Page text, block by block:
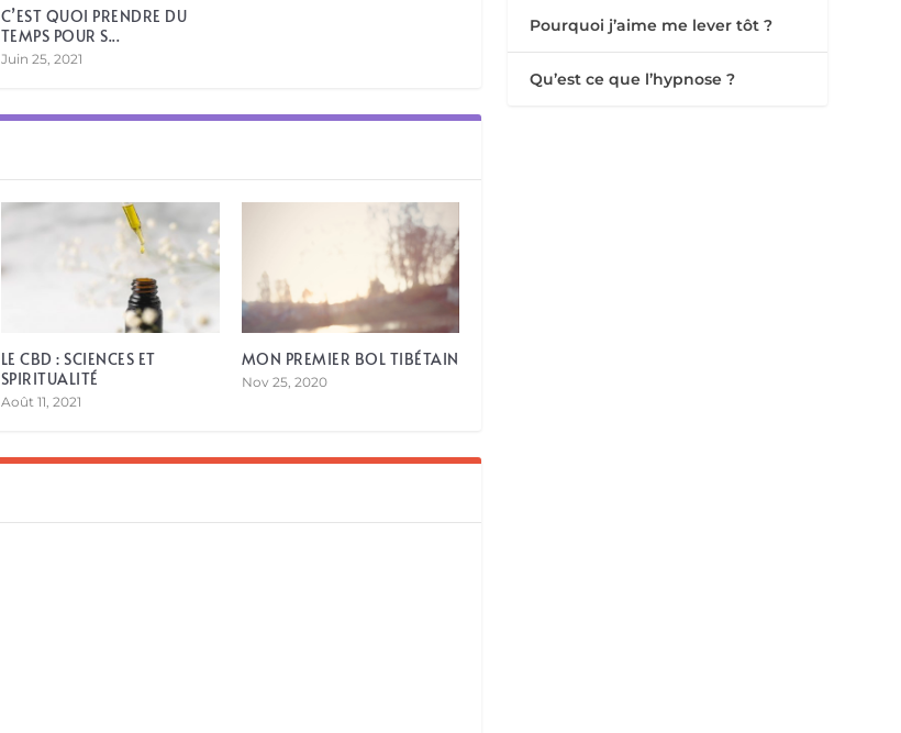
C’EST QUOI PRENDRE DU
TEMPS POUR S...
Juin 25, 2021
LE CBD : SCIENCES ET
SPIRITUALITÉ
Août 11, 2021
MON PREMIER BOL TIBÉTAIN
Nov 25, 2020
Pourquoi j’aime me lever tôt ?
Qu’est ce que l’hypnose ?